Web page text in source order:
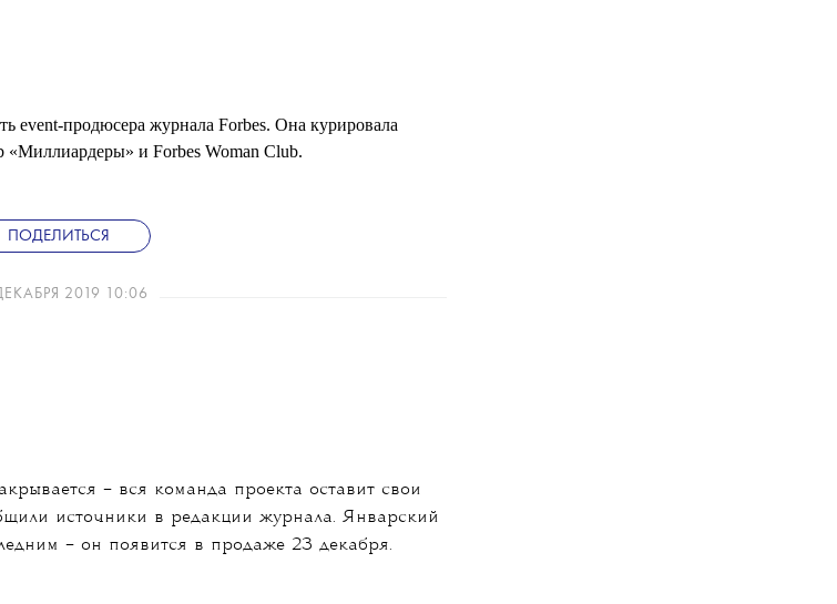
event-продюсера журнала Forbes. Она курировала
«Миллиардеры» и Forbes Woman Club.
ПОДЕЛИТЬСЯ
2019 10:06
– вся команда проекта оставит свои
источники в редакции журнала. Январский
– он появится в продаже 23 декабря.